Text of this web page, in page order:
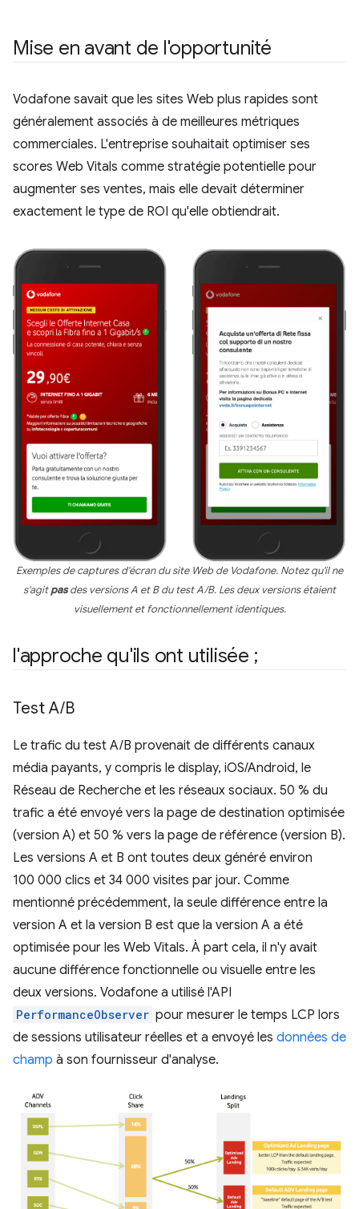
Mise en avant de l'opportunité
Vodafone savait que les sites Web plus rapides sont
généralement associés à de meilleures métriques
commerciales. L'entreprise souhaitait optimiser ses
scores Web Vitals comme stratégie potentielle pour
augmenter ses ventes, mais elle devait déterminer
exactement le type de ROI qu'elle obtiendrait.
Exemples de captures d'écran du site Web de Vodafone. Notez qu'il ne
s'agitpasdes versions A et B du test A/B. Les deux versions étaient
visuellement et fonctionnellement identiques.
l'approche qu'ils ont utilisée ;
Test A/B
Le trafic du test A/B provenait de différents canaux
média payants, y compris le display, iOS/Android, le
Réseau de Recherche et les réseaux sociaux. 50 % du
trafic a été envoyé vers la page de destination optimisée
(version A) et 50 % vers la page de référence (version B).
Les versions A et B ont toutes deux généré environ
100 000 clics et 34 000 visites par jour. Comme
mentionné précédemment, la seule différence entre la
version A et la version B est que la version A a été
optimisée pour les Web Vitals. À part cela, il n'y avait
aucune différence fonctionnelle ou visuelle entre les
deux versions. Vodafone a utilisé l'API
PerformanceObserver pour mesurer le temps LCP lors
de sessions utilisateur réelles et a envoyé les données de
champ à son fournisseur d'analyse.